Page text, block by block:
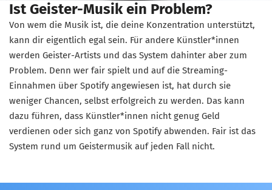
Ist Geister-Musik ein Problem?
Von wem die Musik ist, die deine Konzentration unterstützt,
kann dir eigentlich egal sein. Für andere Künstler*innen
werden Geister-Artists und das System dahinter aber zum
Problem. Denn wer fair spielt und auf die Streaming-
Einnahmen über Spotify angewiesen ist, hat durch sie
weniger Chancen, selbst erfolgreich zu werden. Das kann
dazu führen, dass Künstler*innen nicht genug Geld
verdienen oder sich ganz von Spotify abwenden. Fair ist das
System rund um Geistermusik auf jeden Fall nicht.